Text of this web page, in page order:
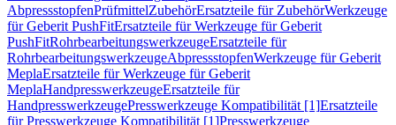
AbpressstopfenPrüfmittelZubehörErsatzteile für ZubehörWerkzeuge
für Geberit PushFitErsatzteile für Werkzeuge für Geberit
PushFitRohrbearbeitungswerkzeugeErsatzteile für
RohrbearbeitungswerkzeugeAbpressstopfenWerkzeuge für Geberit
MeplaErsatzteile für Werkzeuge für Geberit
MeplaHandpresswerkzeugeErsatzteile für
HandpresswerkzeugePresswerkzeuge Kompatibilität [1]Ersatzteile
für Presswerkzeuge Kompatibilität [1]Presswerkzeuge